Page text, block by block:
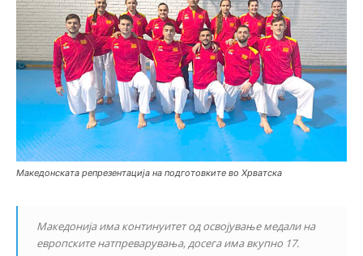
Македонската репрезентација на подготовките во Хрватска
Македонија има континуитет од освојување медали на
европските натпреварувања, досега има вкупно 17.